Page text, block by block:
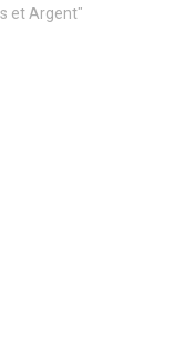
et Argent"